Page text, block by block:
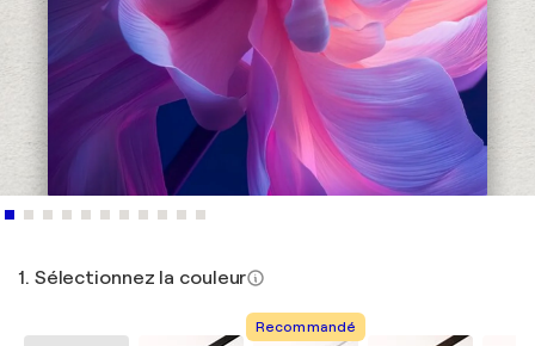
1. Sélectionnez la couleur
Recommandé